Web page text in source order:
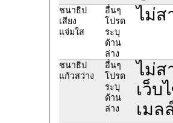
ชนาธิป
เสียง
แจ่มใส
อื่นๆ
โปรด
ระบุ
ด้าน
ล่าง
ไม่ส
ชนาธิป
แก้วสว่าง
อื่นๆ
โปรด
ระบุ
ด้าน
ล่าง
ไม่ส
เว็บ
เมล